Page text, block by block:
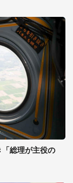
総理が主役の